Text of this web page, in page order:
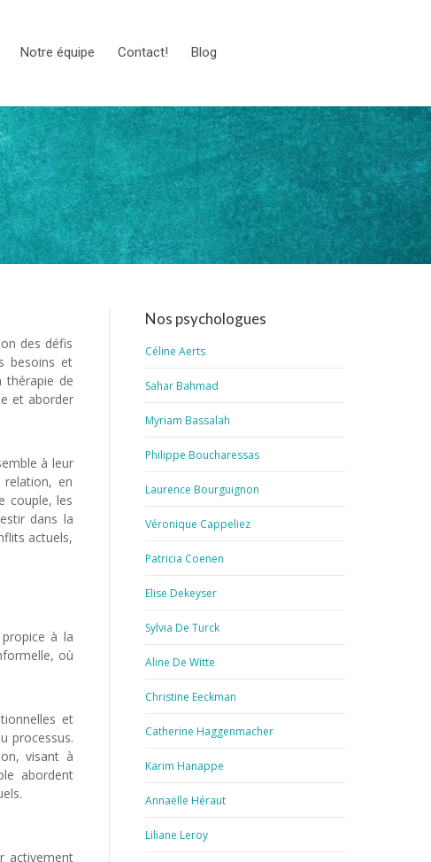
Notre équipe Contact! Blog
des défis
besoins et
thérapie de
et aborder
à leur
en
couple, les
dans la
actuels,
à la
où
et
processus.
visant à
abordent
activement
Nos psychologues
Céline Aerts
Sahar Bahmad
Myriam Bassalah
Philippe Boucharessas
Laurence Bourguignon
Véronique Cappeliez
Patricia Coenen
Elise Dekeyser
Sylvia De Turck
Aline De Witte
Christine Eeckman
Catherine Haggenmacher
Karim Hanappe
Annaëlle Héraut
Liliane Leroy